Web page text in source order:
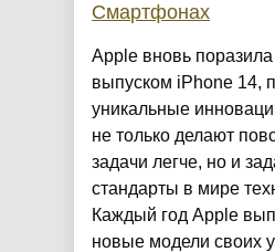
Смартфонах
Apple вновь
выпуском iPhone 14,
уникальные
не только делают
задачи легче, но и
стандарты в мире
Каждый год Apple
новые модели своих